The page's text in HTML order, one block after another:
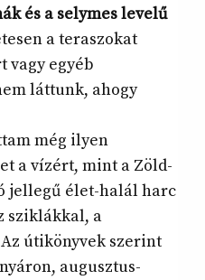
és a selymes levelű
a teraszokat
vagy egyéb
láttunk, ahogy
még ilyen
a vízért, mint a Zöld-
jellegű élet-halál harc
sziklákkal, a
útikönyvek szerint
augusztus-